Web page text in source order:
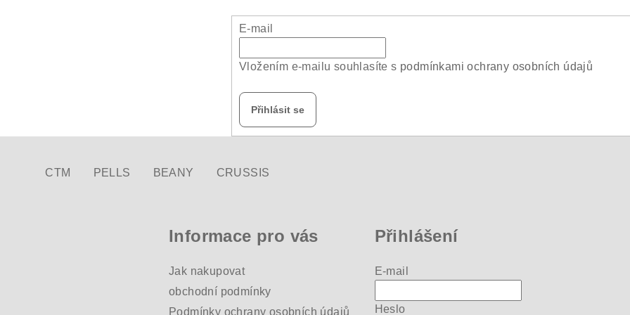
E-mail
Vložením e-mailu souhlasíte s podmínkami ochrany osobních údajů
Přihlásit se
CTM PELLS BEANY CRUSSIS
Informace pro vás
Jak nakupovat
obchodní podmínky
Podmínky ochrany osobních údajů
Přihlášení
E-mail
Heslo